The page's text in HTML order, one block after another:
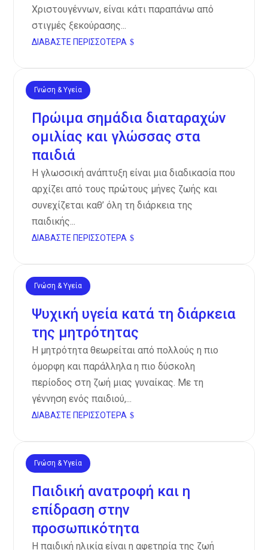
Χριστουγέννων, είναι κάτι παραπάνω από
στιγμές ξεκούρασης...
ΔΙΑΒΆΣΤΕ ΠΕΡΙΣΣΌΤΕΡΑ
Γνώση & Υγεία
Πρώιμα σημάδια διαταραχών
ομιλίας και γλώσσας στα
παιδιά
Η γλωσσική ανάπτυξη είναι μια διαδικασία που
αρχίζει από τους πρώτους μήνες ζωής και
συνεχίζεται καθ’ όλη τη διάρκεια της
παιδικής...
ΔΙΑΒΆΣΤΕ ΠΕΡΙΣΣΌΤΕΡΑ
Νοέ 12, 2024
Γνώση & Υγεία
Ψυχική υγεία κατά τη διάρκεια
της μητρότητας
Η μητρότητα θεωρείται από πολλούς η πιο
όμορφη και παράλληλα η πιο δύσκολη
περίοδος στη ζωή μιας γυναίκας. Με τη
γέννηση ενός παιδιού,...
ΔΙΑΒΆΣΤΕ ΠΕΡΙΣΣΌΤΕΡΑ
Νοέ 12, 2024
Γνώση & Υγεία
Παιδική ανατροφή και η
επίδραση στην
προσωπικότητα
Η παιδική ηλικία είναι η αφετηρία της ζωή
Νοέ 12, 2024